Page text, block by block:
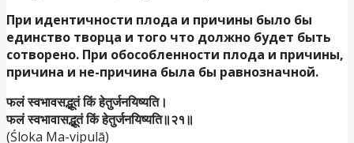
При идентичности плода и причины было бы
единство творца и того что должно будет быть
сотворено. При обособленности плода и причины,
причина и не-причина была бы равнозначной.
फलं स्वभावसद्भूतं किं हेतुर्जनयिष्यति।
फलं स्वभावासद्भूतं किं हेतुर्जनयिष्यति॥२१॥
(Śloka Ma-vipulā)